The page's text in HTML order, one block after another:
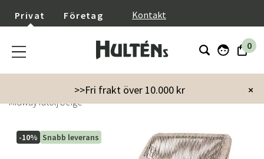
Privat Företag Kontakt
0
×
>>Fri frakt över 10.000 kr
Utemöbler Utestolar
Fåtöljer
Midway fåtölj beige
-10% Snabb leverans